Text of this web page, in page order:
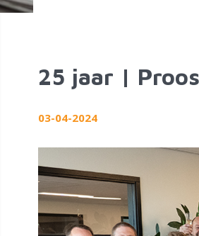
25 jaar |
03-04-2024